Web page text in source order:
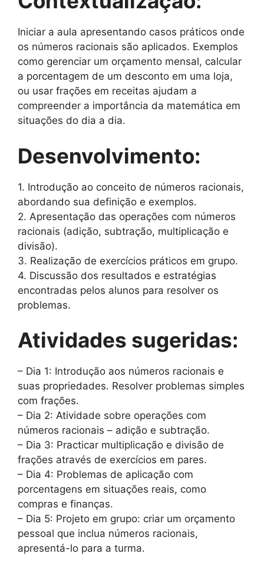
Iniciar a aula apresentando casos práticos onde
os números racionais são aplicados. Exemplos
como gerenciar um orçamento mensal, calcular
a porcentagem de um desconto em uma loja,
ou usar frações em receitas ajudam a
compreender a importância da matemática em
situações do dia a dia.
Desenvolvimento:
1. Introdução ao conceito de números racionais,
abordando sua definição e exemplos.
2. Apresentação das operações com números
racionais (adição, subtração, multiplicação e
divisão).
3. Realização de exercícios práticos em grupo.
4. Discussão dos resultados e estratégias
encontradas pelos alunos para resolver os
problemas.
Atividades sugeridas:
– Dia 1: Introdução aos números racionais e
suas propriedades. Resolver problemas simples
com frações.
– Dia 2: Atividade sobre operações com
números racionais – adição e subtração.
– Dia 3: Practicar multiplicação e divisão de
frações através de exercícios em pares.
– Dia 4: Problemas de aplicação com
porcentagens em situações reais, como
compras e finanças.
– Dia 5: Projeto em grupo: criar um orçamento
pessoal que inclua números racionais,
apresentá-lo para a turma.